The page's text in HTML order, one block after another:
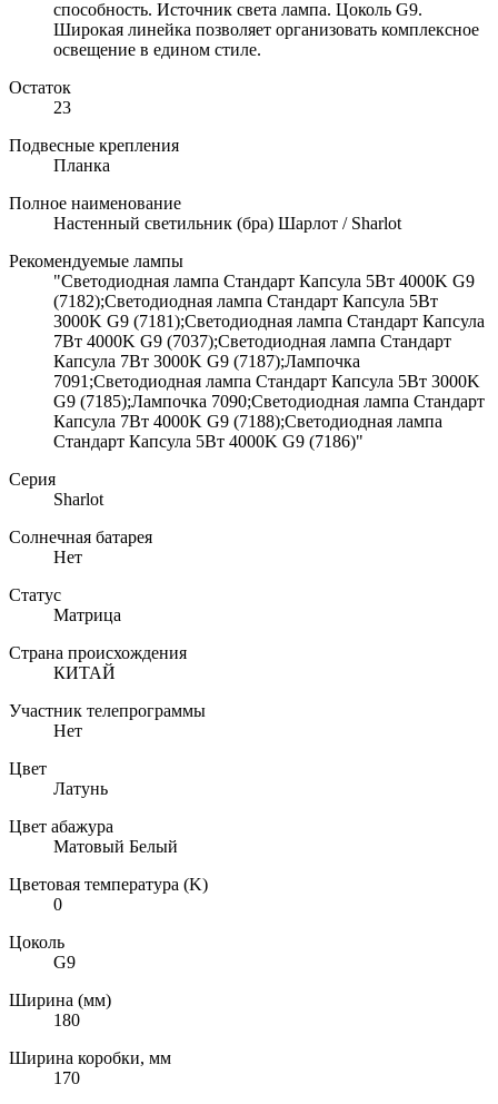
способность. Источник света лампа. Цоколь G9.
Широкая линейка позволяет организовать комплексное
освещение в едином стиле.
Остаток
23
Подвесные крепления
Планка
Полное наименование
Настенный светильник (бра) Шарлот / Sharlot
Рекомендуемые лампы
"Светодиодная лампа Стандарт Капсула 5Вт 4000K G9
(7182);Светодиодная лампа Стандарт Капсула 5Вт
3000K G9 (7181);Светодиодная лампа Стандарт Капсула
7Вт 4000K G9 (7037);Светодиодная лампа Стандарт
Капсула 7Вт 3000K G9 (7187);Лампочка
7091;Светодиодная лампа Стандарт Капсула 5Вт 3000K
G9 (7185);Лампочка 7090;Светодиодная лампа Стандарт
Капсула 7Вт 4000K G9 (7188);Светодиодная лампа
Стандарт Капсула 5Вт 4000K G9 (7186)"
Серия
Sharlot
Солнечная батарея
Нет
Статус
Матрица
Страна происхождения
КИТАЙ
Участник телепрограммы
Нет
Цвет
Латунь
Цвет абажура
Матовый Белый
Цветовая температура (K)
0
Цоколь
G9
Ширина (мм)
180
Ширина коробки, мм
170